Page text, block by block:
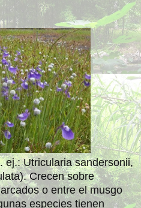
ej.: Utricularia sandersonii,
Crecen sobre
o entre el musgo
especies tienen